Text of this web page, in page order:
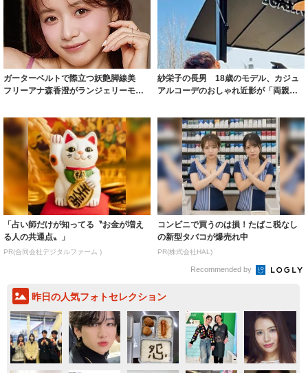
ガーターベルトで際立つ妖艶脚線美
フリーアナ森香澄がランジェリーモデ
紗栄子の長男 18歳のモデル、カジュ
アルコーデのおしゃれ近影が「両親の
「占い師だけが知ってる〝お金が増え
る人の共通点〟」
PR(合同会社デジタルファーム )
コンビニで買うのは損！たばこ税なし
の新型タバコが爆売れ中
PR(株式会社HAL)
Recommended by
昨日の人気フォトセレクション